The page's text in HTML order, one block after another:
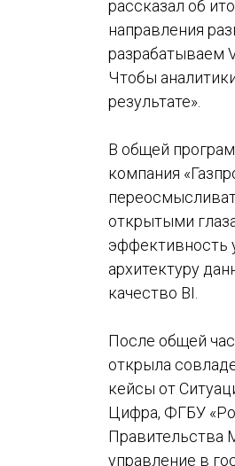
рассказал об
направления
разрабатываем
Чтобы
результате».
В общей
компания
открытыми
эффективность
архитектуру
качество BI.
После общей
открыла
кейсы от
Цифра, ФГБУ
Правительства
управление в